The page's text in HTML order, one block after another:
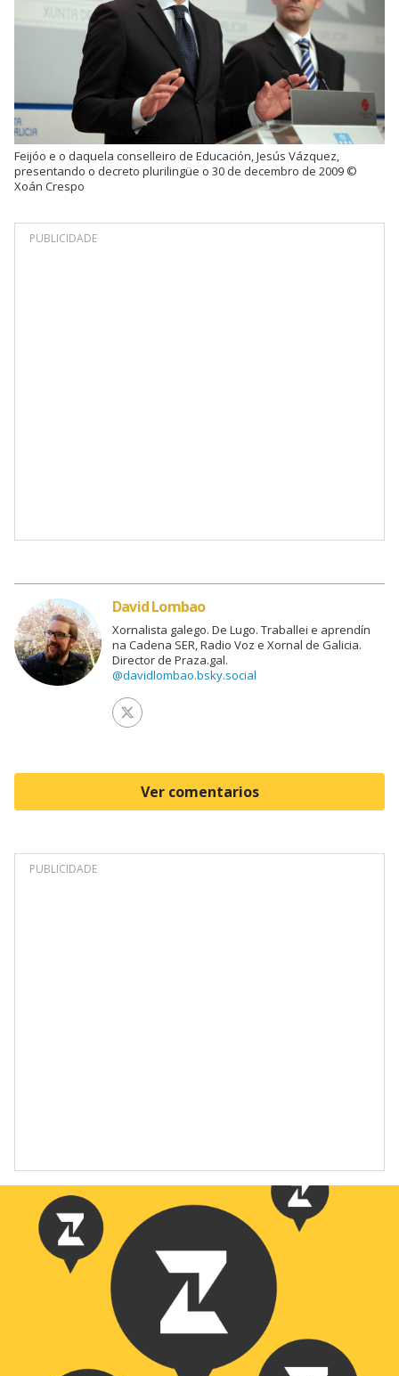
Feijóo e o daquela conselleiro de Educación, Jesús Vázquez,
presentando o decreto plurilingüe o 30 de decembro de 2009 ©
Xoán Crespo
PUBLICIDADE
David Lombao
Xornalista galego. De Lugo. Traballei e aprendín
na Cadena SER, Radio Voz e Xornal de Galicia.
Director de Praza.gal.
@davidlombao.bsky.social
Ver perfil de Twitter
Ver comentarios
PUBLICIDADE